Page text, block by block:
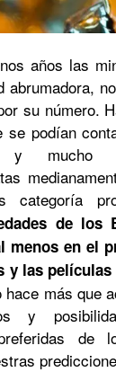
años las
abrumadora,
su número.
se podían
mucho
categoría
de los
menos en el
y las
más que
y
de